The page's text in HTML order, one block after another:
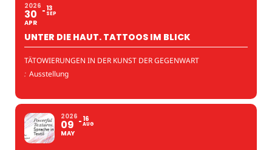
2026
30
APR
13
SEP
UNTER DIE HAUT. TATTOOS IM BLICK
TÄTOWIERUNGEN IN DER KUNST DER GEGENWART
: Ausstellung
2026
09
MAY
16
AUG